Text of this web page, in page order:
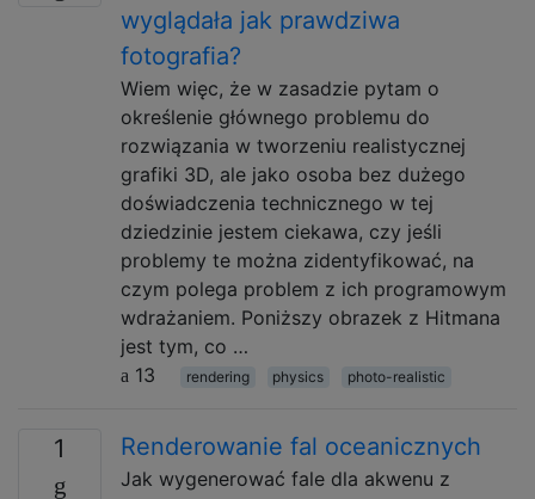
wyglądała jak prawdziwa
fotografia?
Wiem więc, że w zasadzie pytam o
określenie głównego problemu do
rozwiązania w tworzeniu realistycznej
grafiki 3D, ale jako osoba bez dużego
doświadczenia technicznego w tej
dziedzinie jestem ciekawa, czy jeśli
problemy te można zidentyfikować, na
czym polega problem z ich programowym
wdrażaniem. Poniższy obrazek z Hitmana
jest tym, co …
13
rendering physics photo-realistic
1 Renderowanie fal oceanicznych
Jak wygenerować fale dla akwenu z